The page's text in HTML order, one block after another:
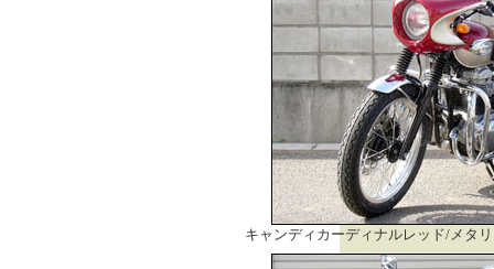
キャンディカーディナルレッド/メタ